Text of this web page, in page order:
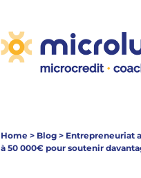
Home > Blog > Entrepreneuriat
à 50 000€ pour soutenir